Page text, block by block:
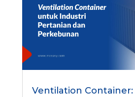
Ventilation